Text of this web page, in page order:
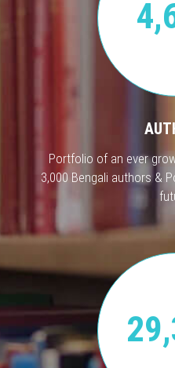
Portfolio of an ever
3,000 Bengali authors &